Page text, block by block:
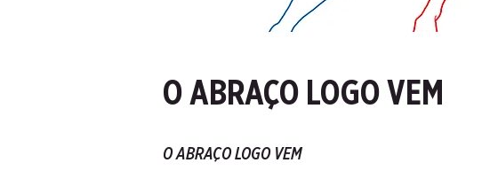
O ABRAÇO LOGO VEM
O ABRAÇO LOGO VEM